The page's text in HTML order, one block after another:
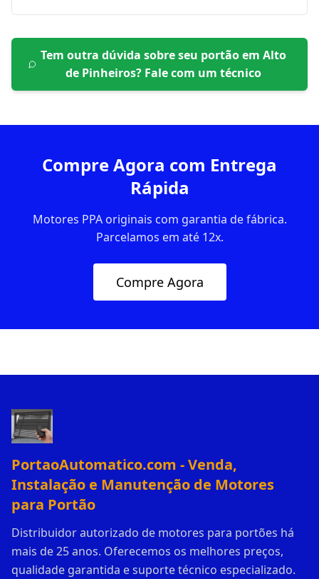
Tem outra dúvida sobre seu portão emAlto
de Pinheiros? Fale com um técnico
Compre Agora com Entrega
Rápida
Motores PPA originais com garantia de fábrica.
Parcelamos em até 12x.
Compre Agora
PortaoAutomatico.com - Venda,
Instalação e Manutenção de Motores
para Portão
Distribuidor autorizado de motores para portões há
mais de 25 anos. Oferecemos os melhores preços,
qualidade garantida e suporte técnico especializado.